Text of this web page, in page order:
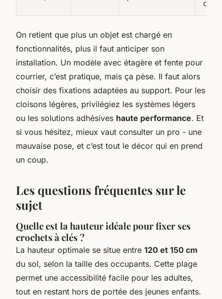
On retient que plus un objet est chargé en
fonctionnalités, plus il faut anticiper son
installation. Un modèle avec étagère et fente pour
courrier, c’est pratique, mais ça pèse. Il faut alors
choisir des fixations adaptées au support. Pour les
cloisons légères, privilégiez les systèmes légers
ou les solutions adhésives haute performance. Et
si vous hésitez, mieux vaut consulter un pro - une
mauvaise pose, et c’est tout le décor qui en prend
un coup.
Les questions fréquentes sur le
sujet
Quelle est la hauteur idéale pour fixer ses
crochets à clés ?
La hauteur optimale se situe entre 120 et 150 cm
du sol, selon la taille des occupants. Cette plage
permet une accessibilité facile pour les adultes,
tout en restant hors de portée des jeunes enfants.